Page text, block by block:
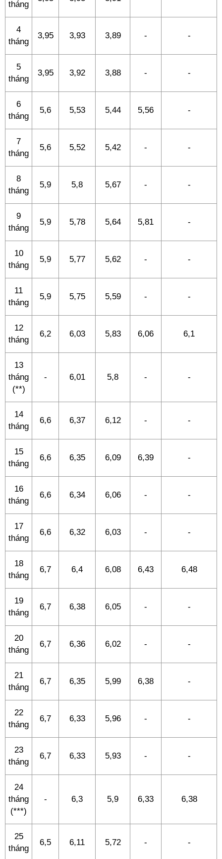
tháng
4
tháng
3,95 3,93 3,89 - -
5
tháng
3,95 3,92 3,88 - -
6
tháng
5,6 5,53 5,44 5,56 -
7
tháng
5,6 5,52 5,42 - -
8
tháng
5,9 5,8 5,67 - -
9
tháng
5,9 5,78 5,64 5,81 -
10
tháng
5,9 5,77 5,62 - -
11
tháng
5,9 5,75 5,59 - -
12
tháng
6,2 6,03 5,83 6,06 6,1
13
tháng
(**)
- 6,01 5,8 - -
14
tháng
6,6 6,37 6,12 - -
15
tháng
6,6 6,35 6,09 6,39 -
16
tháng
6,6 6,34 6,06 - -
17
tháng
6,6 6,32 6,03 - -
18
tháng
6,7 6,4 6,08 6,43 6,48
19
tháng
6,7 6,38 6,05 - -
20
tháng
6,7 6,36 6,02 - -
21
tháng
6,7 6,35 5,99 6,38 -
22
tháng
6,7 6,33 5,96 - -
23
tháng
6,7 6,33 5,93 - -
24
tháng
(***)
- 6,3 5,9 6,33 6,38
25
tháng
6,5 6,11 5,72 - -